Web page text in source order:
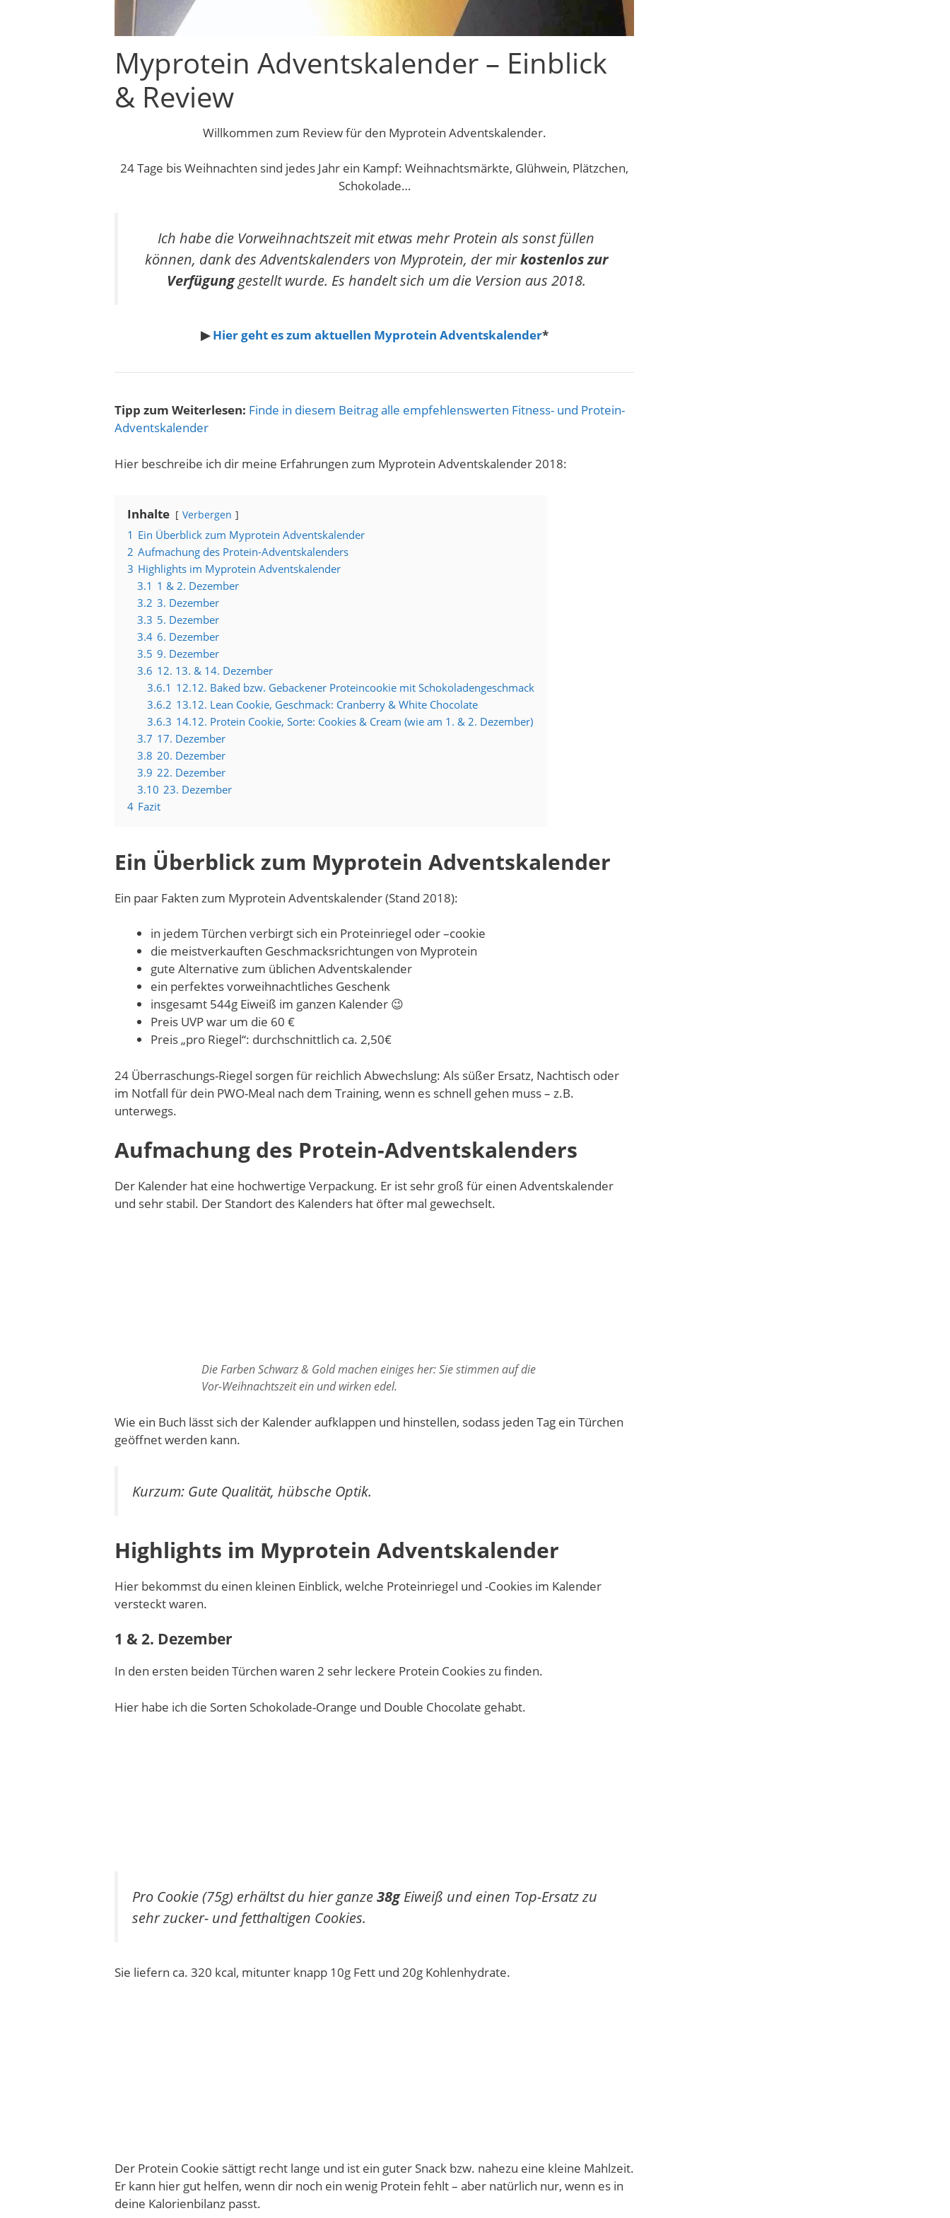
Myprotein Adventskalender – Einblick
& Review
Willkommen zum Review für den Myprotein Adventskalender.
24 Tage bis Weihnachten sind jedes Jahr ein Kampf: Weihnachtsmärkte, Glühwein, Plätzchen,
Schokolade…
Ich habe die Vorweihnachtszeit mit etwas mehr Protein als sonst füllen
können, dank des Adventskalenders von Myprotein, der mirkostenlos zur
Verfügunggestellt wurde. Es handelt sich um die Version aus 2018.
▶Hier geht es zum aktuellen Myprotein Adventskalender*
Tipp zum Weiterlesen: Finde in diesem Beitrag alle empfehlenswerten Fitness- und Protein-
Adventskalender
Hier beschreibe ich dir meine Erfahrungen zum Myprotein Adventskalender 2018:
Inhalte Verbergen
1 Ein Überblick zum Myprotein Adventskalender
2 Aufmachung des Protein-Adventskalenders
3 Highlights im Myprotein Adventskalender
3.1 1 & 2. Dezember
3.2 3. Dezember
3.3 5. Dezember
3.4 6. Dezember
3.5 9. Dezember
3.6 12. 13. & 14. Dezember
3.6.1 12.12. Baked bzw. Gebackener Proteincookie mit Schokoladengeschmack
3.6.2 13.12. Lean Cookie, Geschmack: Cranberry & White Chocolate
3.6.3 14.12. Protein Cookie, Sorte: Cookies & Cream (wie am 1. & 2. Dezember)
3.7 17. Dezember
3.8 20. Dezember
3.9 22. Dezember
3.10 23. Dezember
4 Fazit
Ein Überblick zum Myprotein Adventskalender
Ein paar Fakten zum Myprotein Adventskalender (Stand 2018):
in jedem Türchen verbirgt sich ein Proteinriegel oder –cookie
die meistverkauften Geschmacksrichtungen von Myprotein
gute Alternative zum üblichen Adventskalender
ein perfektes vorweihnachtliches Geschenk
insgesamt 544g Eiweiß im ganzen Kalender 😉
Preis UVP war um die 60 €
Preis „pro Riegel“: durchschnittlich ca. 2,50€
24 Überraschungs-Riegel sorgen für reichlich Abwechslung: Als süßer Ersatz, Nachtisch oder
im Notfall für dein PWO-Meal nach dem Training, wenn es schnell gehen muss – z.B.
unterwegs.
Aufmachung des Protein-Adventskalenders
Der Kalender hat eine hochwertige Verpackung. Er ist sehr groß für einen Adventskalender
und sehr stabil. Der Standort des Kalenders hat öfter mal gewechselt.
Die Farben Schwarz & Gold machen einiges her: Sie stimmen auf die
Vor-Weihnachtszeit ein und wirken edel.
Wie ein Buch lässt sich der Kalender aufklappen und hinstellen, sodass jeden Tag ein Türchen
geöffnet werden kann.
Kurzum: Gute Qualität, hübsche Optik.
Highlights im Myprotein Adventskalender
Hier bekommst du einen kleinen Einblick, welche Proteinriegel und -Cookies im Kalender
versteckt waren.
1 & 2. Dezember
In den ersten beiden Türchen waren 2 sehr leckere Protein Cookies zu finden.
Hier habe ich die Sorten Schokolade-Orange und Double Chocolate gehabt.
Pro Cookie (75g) erhältst du hier ganze38gEiweiß und einen Top-Ersatz zu
sehr zucker- und fetthaltigen Cookies.
Sie liefern ca. 320 kcal, mitunter knapp 10g Fett und 20g Kohlenhydrate.
Der Protein Cookie sättigt recht lange und ist ein guter Snack bzw. nahezu eine kleine Mahlzeit.
Er kann hier gut helfen, wenn dir noch ein wenig Protein fehlt – aber natürlich nur, wenn es in
deine Kalorienbilanz passt.